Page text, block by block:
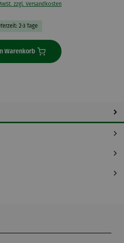
zzgl. Versandkosten
2-3 Tage
Warenkorb